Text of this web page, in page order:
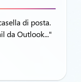
di posta.
da Outlook..."